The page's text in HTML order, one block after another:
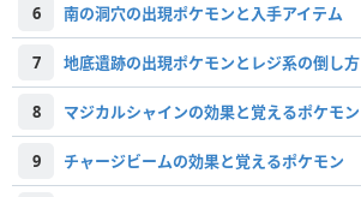
6 南の洞穴の出現ポケモンと入手アイテム
7 地底遺跡の出現ポケモンとレジ系の倒し方
8 マジカルシャインの効果と覚えるポケモン
9 チャージビームの効果と覚えるポケモン